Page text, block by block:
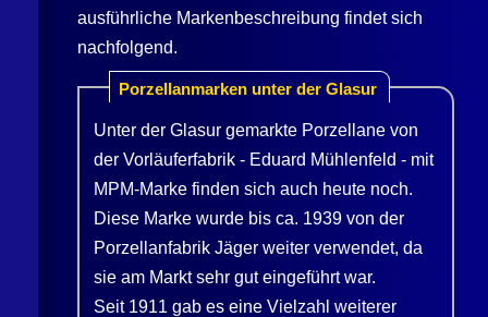
ausführliche Markenbeschreibung findet sich
nachfolgend.
Porzellanmarken unter der Glasur
Unter der Glasur gemarkte Porzellane von
der Vorläuferfabrik - Eduard Mühlenfeld - mit
MPM-Marke finden sich auch heute noch.
Diese Marke wurde bis ca. 1939 von der
Porzellanfabrik Jägerweiter verwendet, da
sie am Markt sehr gut eingeführt war.
Seit 1911 gab es eine Vielzahl weiterer